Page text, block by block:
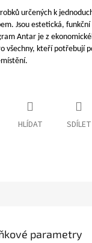
určených k
Jsou estetická,
Antar je z
všechny, kteří potřebují
HLÍDAT SDÍLET
parametry